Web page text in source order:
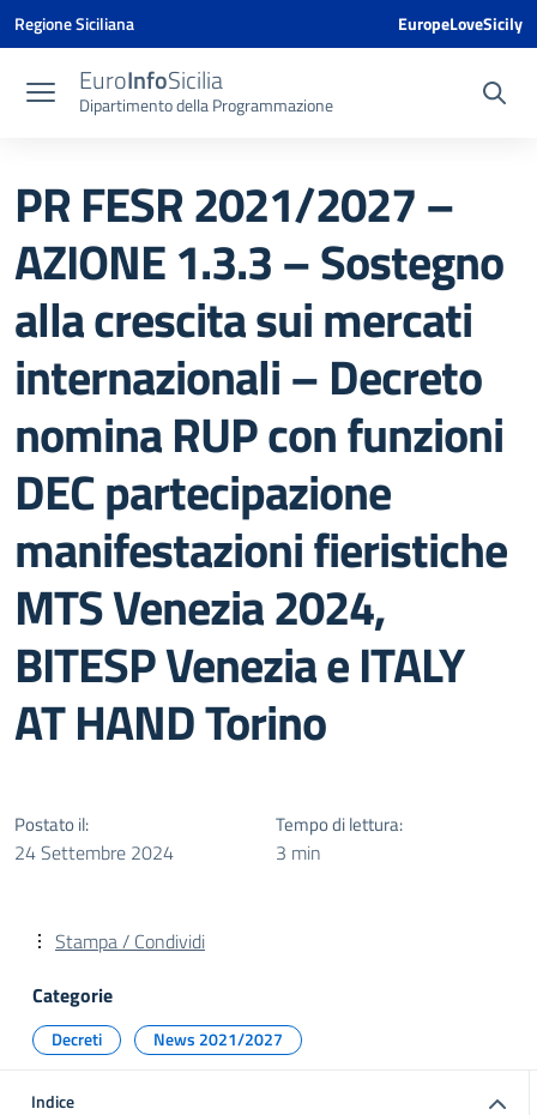
Vai ai contenuti
Vai al menu di navigazione
Vai al footer
Vai al banner delle Cookie Policy
Regione Siciliana EuropeLoveSicily
EuroInfoSicilia
Dipartimento della Programmazione
PR FESR 2021/2027 –
AZIONE 1.3.3 – Sostegno
alla crescita sui mercati
internazionali – Decreto
nomina RUP con funzioni
DEC partecipazione
manifestazioni fieristiche
MTS Venezia 2024,
BITESP Venezia e ITALY
AT HAND Torino
Postato il:
24 Settembre 2024
Tempo di lettura:
3 min
Stampa / Condividi
Categorie
Decreti News 2021/2027
Indice